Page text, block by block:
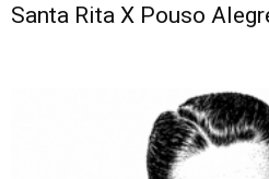
Santa Rita X Pouso